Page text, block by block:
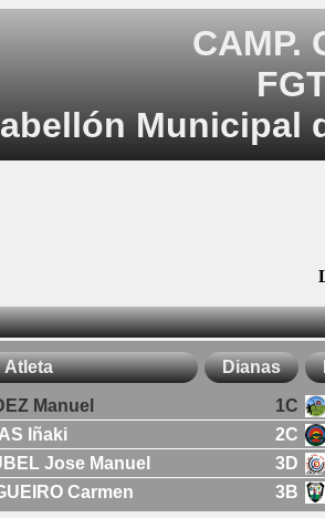
CAMP.
Municipal
Atleta Dianas
Manuel
1C
Iñaki
2C
Jose Manuel
3D
Carmen
3B